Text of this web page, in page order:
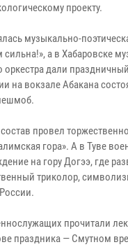
проекту.
музыкально-
сильна!», а в Хабаровске
оркестра дали
на вокзале Абакана
провел
гора». А в Туве
на гору Догээ, где
триколор,
прочитали
праздника — Смутном